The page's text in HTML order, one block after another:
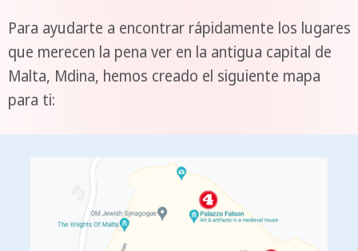
Para ayudarte a encontrar rápidamente los lugares
que merecen la pena ver en la antigua capital de
Malta, Mdina, hemos creado el siguiente mapa
para ti: